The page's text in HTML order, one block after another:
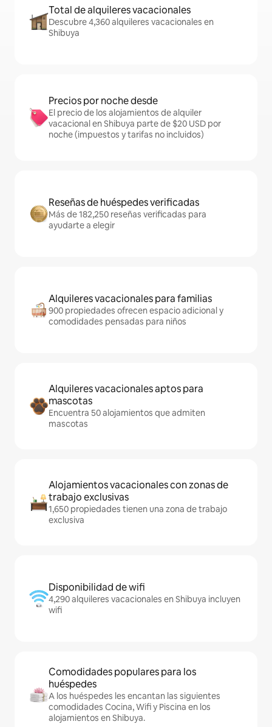
Total de alquileres vacacionales
Descubre 4,360 alquileres vacacionales en
Shibuya
Precios por noche desde
El precio de los alojamientos de alquiler
vacacional en Shibuya parte de $20 USD por
noche (impuestos y tarifas no incluidos)
Reseñas de huéspedes verificadas
Más de 182,250 reseñas verificadas para
ayudarte a elegir
Alquileres vacacionales para familias
900 propiedades ofrecen espacio adicional y
comodidades pensadas para niños
Alquileres vacacionales aptos para
mascotas
Encuentra 50 alojamientos que admiten
mascotas
Alojamientos vacacionales con zonas de
trabajo exclusivas
1,650 propiedades tienen una zona de trabajo
exclusiva
Disponibilidad de wifi
4,290 alquileres vacacionales en Shibuya incluyen
wifi
Comodidades populares para los
huéspedes
A los huéspedes les encantan las siguientes
comodidades Cocina, Wifi y Piscina en los
alojamientos en Shibuya.